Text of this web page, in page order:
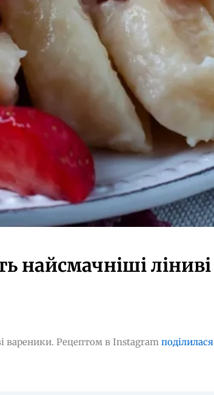
найсмачніші ліниві
вареники. Рецептом в Instagram поділилася